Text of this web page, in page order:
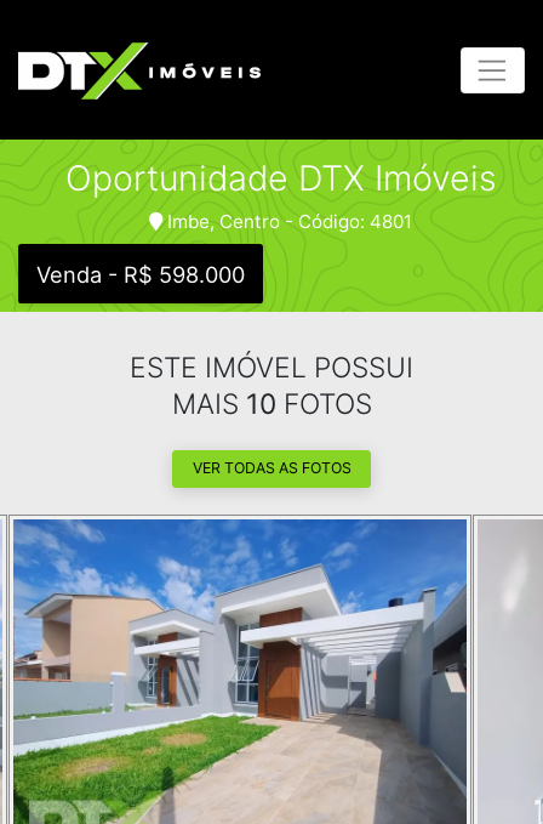
Oportunidade DTX Imóveis
Imbe, Centro - Código: 4801
Venda - R$ 598.000
ESTE IMÓVEL POSSUI
MAIS 10 FOTOS
VER TODAS AS FOTOS